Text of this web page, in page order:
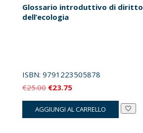
Glossario introduttivo di diritto
dell’ecologia
ISBN: 9791223505878
€25.00 Il
prezzo
originale
€23.75Il
prezzo
attuale
AGGIUNGI AL CARRELLO